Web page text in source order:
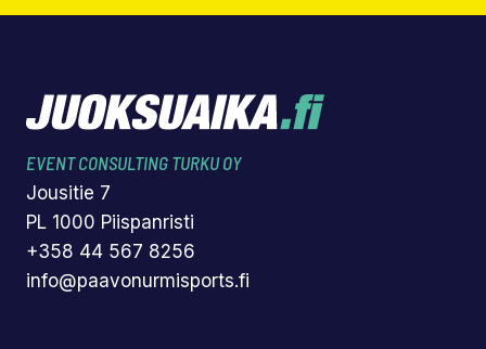
EVENT CONSULTING TURKU OY
Jousitie 7
PL 1000 Piispanristi
+358 44 567 8256
info@paavonurmisports.fi